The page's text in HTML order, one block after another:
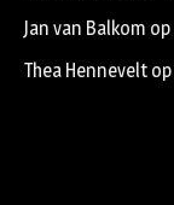
Jan van Balkom op
Thea Hennevelt op